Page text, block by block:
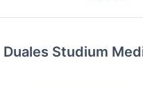
Duales Studium